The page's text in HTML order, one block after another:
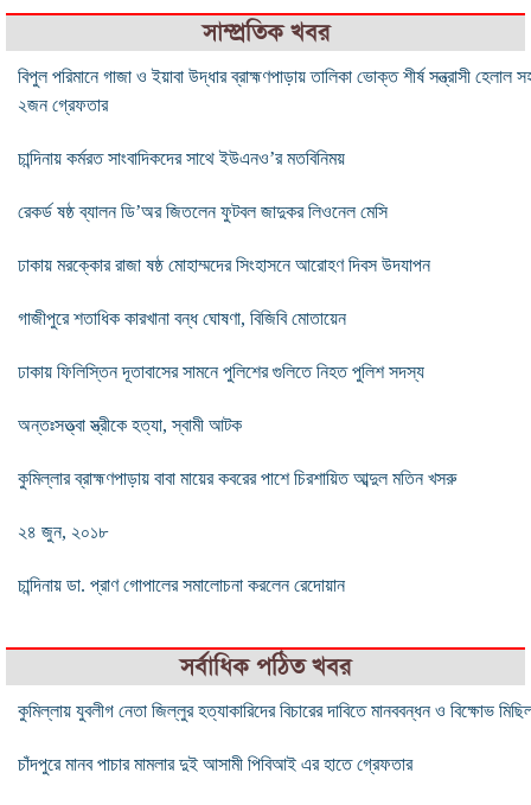
সাম্প্রতিক খবর
বিপুল পরিমানে গাজা ও ইয়াবা উদ্ধার ব্রাহ্মণপাড়ায় তালিকা ভোক্ত শীর্ষ সন্ত্রাসী হেলাল
২জন গ্রেফতার
চান্দিনায় কর্মরত সাংবাদিকদের সাথে ইউএনও’র মতবিনিময়
রেকর্ড ষষ্ঠ ব্যালন ডি’অর জিতলেন ফুটবল জাদুকর লিওনেল মেসি
ঢাকায় মরক্কোর রাজা ষষ্ঠ মোহাম্মদের সিংহাসনে আরোহণ দিবস উদযাপন
গাজীপুরে শতাধিক কারখানা বন্ধ ঘোষণা, বিজিবি মোতায়েন
ঢাকায় ফিলিস্তিন দূতাবাসের সামনে পুলিশের গুলিতে নিহত পুলিশ সদস্য
অন্তঃসত্ত্বা স্ত্রীকে হত্যা, স্বামী আটক
কুমিল্লার ব্রাহ্মণপাড়ায় বাবা মায়ের কবরের পাশে চিরশায়িত আব্দুল মতিন খসরু
২৪ জুন, ২০১৮
চান্দিনায় ডা. প্রাণ গোপালের সমালোচনা করলেন রেদোয়ান
সর্বাধিক পঠিত খবর
কুমিল্লায় যুবলীগ নেতা জিল্লুর হত্যাকারিদের বিচারের দাবিতে মানববন্ধন ও বিক্ষোভ
চাঁদপুরে মানব পাচার মামলার দুই আসামী পিবিআই এর হাতে গ্রেফতার